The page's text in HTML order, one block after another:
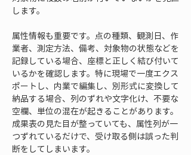
します。
属性情報も重要です。点の種類、観測日、作
業者、測定方法、備考、対象物の状態などを
記録している場合、座標と正しく結び付いて
いるかを確認します。特に現場で一度エクス
ポートし、内業で編集し、別形式に変換して
納品する場合、列のずれや文字化け、不要な
空欄、単位の混在が起きることがあります。
成果表の見た目が整っていても、属性列が一
つずれているだけで、受け取る側は誤った判
断をしてしまいます。